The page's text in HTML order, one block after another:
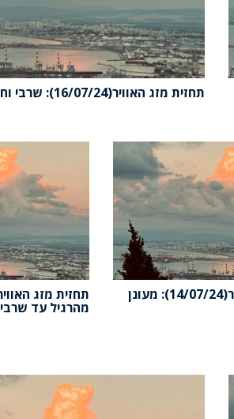
תחזית מזג האוויר(16/07/24): שרבי וחם, בחוף הביל
תחזית מזג האוויר(14/07/24): מעונן
מהרגיל עד שרבי